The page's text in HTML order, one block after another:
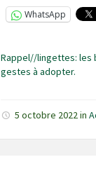
WhatsApp
Rappel//lingettes: les
gestes à adopter.
5 octobre 2022in